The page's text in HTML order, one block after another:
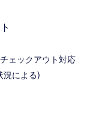
ェックアウト対応
況による)